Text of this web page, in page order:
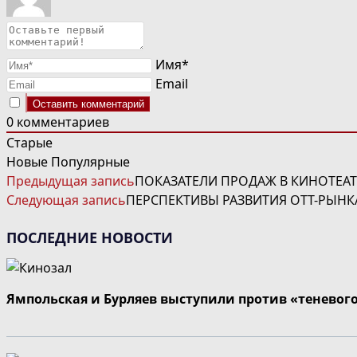
Имя*
Email
0 комментариев
Старые
Новые Популярные
ЧИТАТЬ
ДАЛЕЕ
СТАТЬИ
Предыдущая записьПОКАЗАТЕЛИ ПРОДАЖ В
Следующая записьПЕРСПЕКТИВЫ РАЗВИТИЯ ОТТ-
ПОСЛЕДНИЕ НОВОСТИ
Ямпольская и Бурляев выступили против